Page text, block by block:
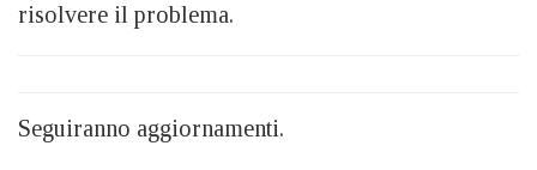
risolvere il problema.
Seguiranno aggiornamenti.